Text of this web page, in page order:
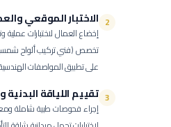
2 الاختبار الموقعي
إخضاع العمال لاختبارات عملية وتطبيقية حية لمدة 4
على تطبيق المواصفات
3 تقييم اللياقة البدنية
إجراء فحوصات طبية شاملة